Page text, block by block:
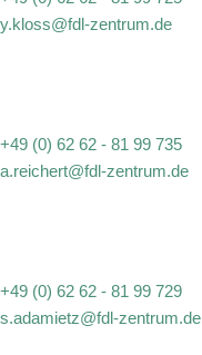
y.kloss@fdl-zentrum.de
+49 (0) 62 62 - 81 99 735
a.reichert@fdl-zentrum.de
+49 (0) 62 62 - 81 99 729
s.adamietz@fdl-zentrum.de